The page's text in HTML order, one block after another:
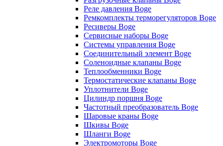
Реле давления Boge
Ремкомплекты терморегуляторов Boge
Ресиверы Boge
Сервисные наборы Boge
Системы управления Boge
Соединительный элемент Boge
Соленоидные клапаны Boge
Теплообменники Boge
Термостатические клапаны Boge
Уплотнители Boge
Цилиндр поршня Boge
Частотный преобразователь Boge
Шаровые краны Boge
Шкивы Boge
Шланги Boge
Электромоторы Boge